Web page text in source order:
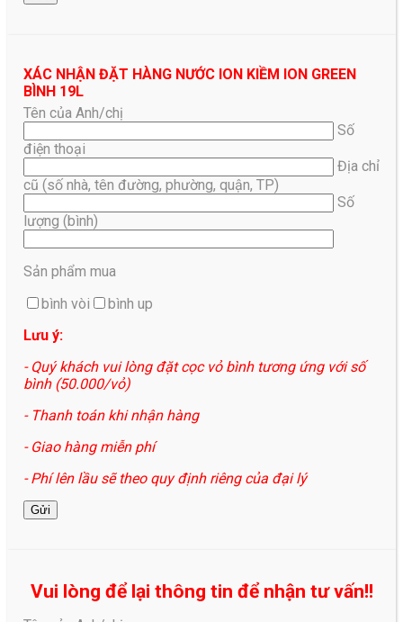
XÁC NHẬN ĐẶT HÀNG NƯỚC ION KIỀM ION GREEN
BÌNH 19L
Tên của Anh/chị
Số
điện thoại
Địa chỉ
cũ (số nhà, tên đường, phường, quận, TP)
Số
lượng (bình)
Sản phẩm mua
bình vòi
bình up
Lưu ý:
- Quý khách vui lòng đặt cọc vỏ bình tương ứng với số
bình (50.000/vỏ)
- Thanh toán khi nhận hàng
- Giao hàng miễn phí
- Phí lên lầu sẽ theo quy định riêng của đại lý
Vui lòng để lại thông tin để nhận tư vấn!!